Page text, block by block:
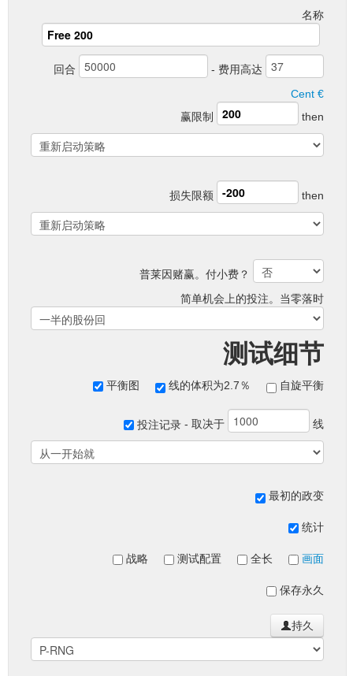
名称
回合
- 费用高达
Cent €
赢限制
then
损失限额 then
普莱因赌赢。付小费？
简单机会上的投注。当零落时
测试细节
平衡图 线的体积为2.7％ 自旋平衡
投注记录 - 取决于 线
最初的政变
统计
战略 测试配置 全长 画面
保存永久
持久